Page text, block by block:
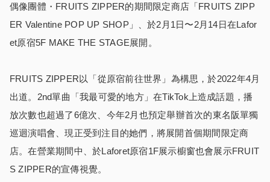
偶像團體・FRUITS ZIPPER的期間限定商店「FRUITS ZIPP
ER Valentine POP UP SHOP」、於2月1日〜2月14日在Lafor
et原宿5F MAKE THE STAGE展開。
FRUITS ZIPPER以「從原宿前往世界」為構思，於2022年4月
出道。2nd單曲「我最可愛的地方」在TikTok上造成話題，播
放次數也超過了6億次、今年2月也預定舉辦首次的東名阪單獨
巡迴演唱會、現正受到注目的她們，將展開首個期間限定商
店。在營業期間中、於Laforet原宿1F展示櫥窗也會展示FRUIT
S ZIPPER的宣傳視覺。